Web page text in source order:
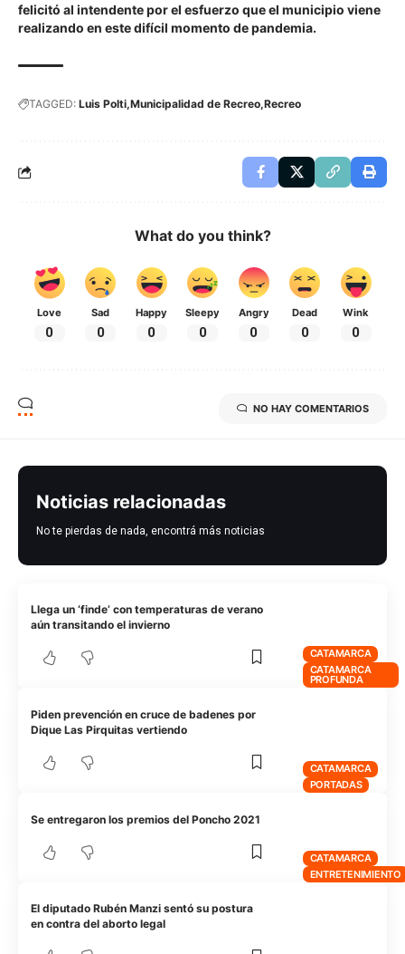
felicitó al intendente por el esfuerzo que el municipio viene
realizando en este difícil momento de pandemia.
TAGGED: Luis Polti Municipalidad de Recreo Recreo
What do you think?
Love
0
Sad
0
Happy
0
Sleepy
0
Angry
0
Dead
0
Wink
0
NO HAY COMENTARIOS
Noticias relacionadas
No te pierdas de nada, encontrá más noticias
CATAMARCA
CATAMARCA
PROFUNDA
Llega un ‘finde’ con temperaturas de verano
aún transitando el invierno
CATAMARCA
PORTADAS
Piden prevención en cruce de badenes por
Dique Las Pirquitas vertiendo
CATAMARCA
ENTRETENIMIENTO
Se entregaron los premios del Poncho 2021
El diputado Rubén Manzi sentó su postura
en contra del aborto legal